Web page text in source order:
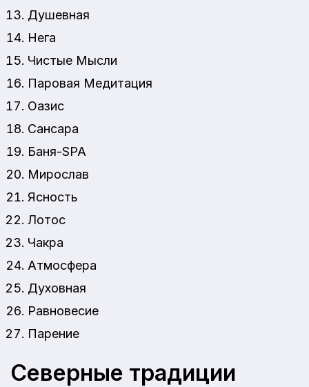
Душевная
Нега
Чистые Мысли
Паровая Медитация
Оазис
Сансара
Баня-SPA
Мирослав
Ясность
Лотос
Чакра
Атмосфера
Духовная
Равновесие
Парение
Северные традиции